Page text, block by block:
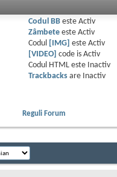
Codul BBeste Activ
Zâmbeteeste Activ
Codul
[IMG] este Activ
[VIDEO]
code is Activ
Codul HTML este
Inactiv
Trackbacksare
Inactiv
Reguli Forum